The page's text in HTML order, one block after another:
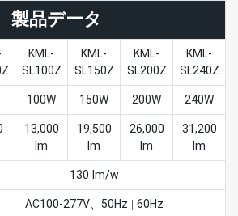
製品データ
KML-
SL100Z
KML-
SL150Z
KML-
SL200Z
KML-
SL240Z
100W 150W 200W
240W
13,000
lm
19,500
lm
26,000
lm
31,200
lm
130 lm/w
AC100-277V、50Hz | 60Hz